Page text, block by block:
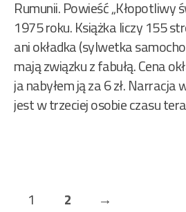
Rumunii. Powieść „Kłopotliwy
1975 roku. Książka liczy 155
ani okładka (sylwetka
mają związku z fabułą. Cena
ja nabyłem ją za 6 zł. Narracja
jest w trzeciej osobie czasu
Stronicowanie
Page
1 Page
2
Next
→